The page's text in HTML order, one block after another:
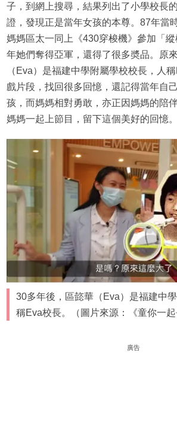
子，到網上搜尋，結果列出了小學校長
證，發現正是當年女孩的本尊。87年當
媽媽區太一同上《430穿梭機》參加「
年她們奪得亞軍，還得了很多奬品。原
（Eva）是福建中學附屬學校校長，人
戲片段，找回很多回憶，還記得當年自
孩，而媽媽相對勇敢，亦正因媽媽的陪
媽媽一起上節目，留下這個美好的回憶。
30多年後，區㦤華（Eva）是福建中
稱Eva校長。（圖片來源：《童你一起
廣告